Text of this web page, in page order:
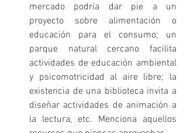
mercado podría dar pie a un
proyecto sobre alimentación o
educación para el consumo; un
parque natural cercano facilita
actividades de educación ambiental
y psicomotricidad al aire libre; la
existencia de una biblioteca invita a
diseñar actividades de animación a
la lectura, etc. Menciona aquellos